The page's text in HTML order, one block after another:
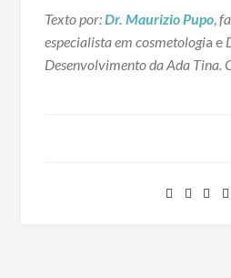
Texto por:Dr. Maurizio Pupo,
especialista em cosmetologia e
Desenvolvimento da Ada Tina.